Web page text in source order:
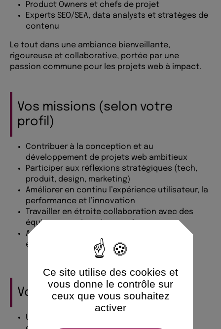
Product Owners et chefs de projet
Experts SEO/SEA, data analysts et stratèges de
contenu
Le tout dans une ambiance bienveillante,
rigoureuse et collaborative, portée par une
passion commune pour les projets web à impact.
Vos missions (selon votre
profil)
Contribuer à la conception et au
développement de projets web ambitieux
Participer aux réflexions stratégiques (tech,
produit, design, marketing)
Améliorer en continu l’expérience utilisateur, la
performance et l’innovation
Travailler en étroite collaboration avec des
équipes expertes et engagées
Apporter votre regard, vos idées et votre
enthousiasme au quotidien
Votre profil
Une expérience ou une formation dans le
Ce site utilise des cookies et
vous donne le contrôle sur
ceux que vous souhaitez
activer